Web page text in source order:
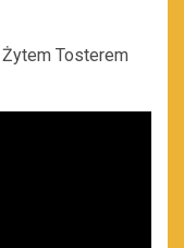
Tosterem